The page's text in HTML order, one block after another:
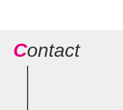
Contact